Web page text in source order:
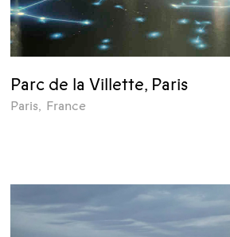
Parc de la Villette, Paris
Paris, France